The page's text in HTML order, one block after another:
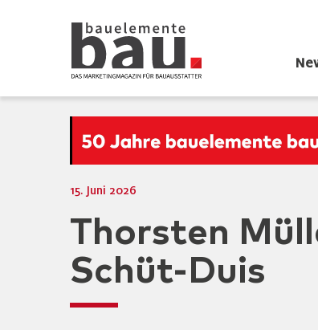
15. Juni 2026
Thorsten
Schüt-Duis